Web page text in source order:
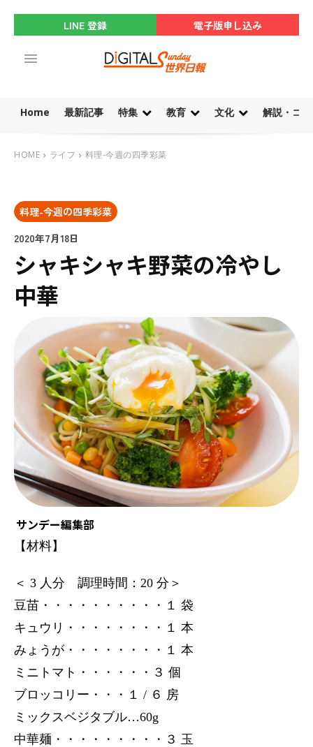
LINE 登録 電子版申し込み
Home 最新記事 特集 教育 文化 解説・コ
HOME ライフ 料理-今週の四季彩菜
料理-今週の四季彩菜
2020年7月18日
シャキシャキ野菜の冷やし
中華
サンデー編集部
【材料】
＜ 3 人分 調理時間：20 分＞
豆苗・・・・・・・・・・１ 袋
キュウリ・・・・・・・・１ 本
みょうが・・・・・・・・１ 本
ミニトマト・・・・・・３ 個
ブロッコリー・・・１ / ６ 房
ミックスベジタブル…60g
中華麺・・・・・・・・・３ 玉